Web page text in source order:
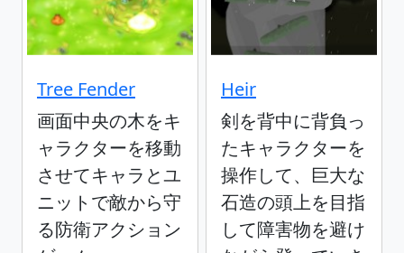
Tree Fender
画面中央の木をキ
ャラクターを移動
させてキャラとユ
ニットで敵から守
る防衛アクション
Heir
剣を背中に背負っ
たキャラクターを
操作して、巨大な
石造の頭上を目指
して障害物を避け